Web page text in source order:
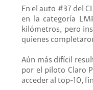
En el auto #37 del
en la categoría
kilómetros, pero
quienes
Aún más difícil
por el piloto Claro
acceder al top-10,